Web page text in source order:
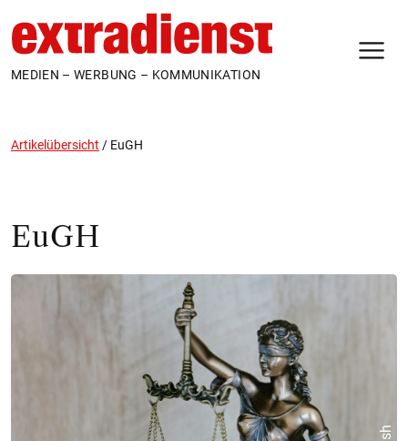
MEDIEN – WERBUNG – KOMMUNIKATION
Artikelübersicht / EuGH
EuGH